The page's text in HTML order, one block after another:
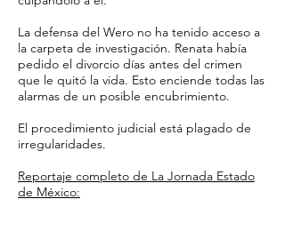
La defensa del Wero no ha tenido acceso a
la carpeta de investigación. Renata había
pedido el divorcio días antes del crimen
que le quitó la vida. Esto enciende todas las
alarmas de un posible encubrimiento.
El procedimiento judicial está plagado de
irregularidades.
Reportaje completo de La Jornada Estado
de México: